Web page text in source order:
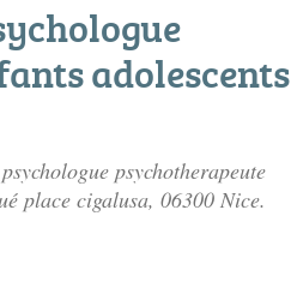
adolescents
psychotherapeute
place cigalusa, 06300 Nice.